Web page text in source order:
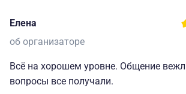
Елена
об организаторе
Всё на хорошем уровне. Общение
вопросы все получали.